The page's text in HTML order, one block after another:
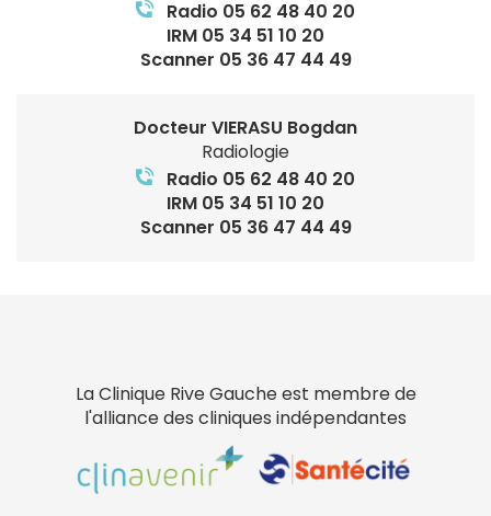
Radio 05 62 48 40 20
IRM 05 34 51 10 20
Scanner 05 36 47 44 49
Docteur VIERASU Bogdan
Radiologie
Radio 05 62 48 40 20
IRM 05 34 51 10 20
Scanner 05 36 47 44 49
La Clinique Rive Gauche est membre de
l'alliance des cliniques indépendantes